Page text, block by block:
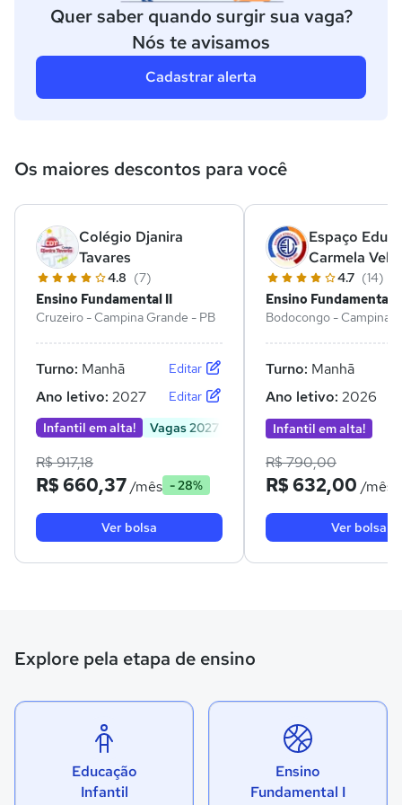
Quer saber quando surgir sua vaga?
Nós te avisamos
Cadastrar alerta
Os maiores descontos para você
Colégio Djanira
Tavares
4.8 (7)
Ensino Fundamental II
Cruzeiro - Campina Grande - PB
Turno: Manhã Editar
Ano letivo: 2027
Editar
Infantil em alta!
Vagas 2027
R$ 917,18
R$ 660,37/mês - 28%
Ver bolsa
Espaço
Carmela
4.7 (14)
Ensino Fundamental II
Bodocongo - Campina
Turno: Manhã
Ano letivo: 2026
Infantil em alta!
R$ 790,00
R$ 632,00 /mês
Ver bolsa
Explore pela etapa de ensino
Educação
Infantil
Ensino
Fundamental I